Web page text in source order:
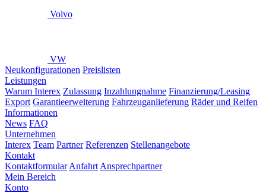
Volvo
VW
Neukonfigurationen Preislisten
Leistungen
Warum Interex Zulassung Inzahlungnahme Finanzierung/Leasing
Export Garantieerweiterung Fahrzeuganlieferung Räder und Reifen
Informationen
News FAQ
Unternehmen
Interex Team Partner Referenzen Stellenangebote
Kontakt
Kontaktformular Anfahrt Ansprechpartner
Mein Bereich
Konto